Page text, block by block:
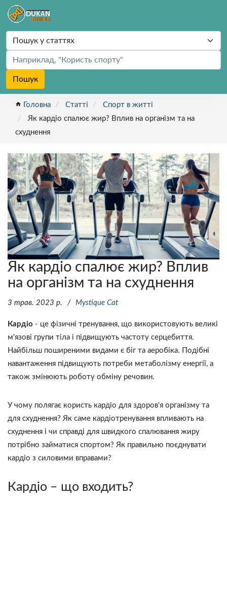
Пошук
home Головна Статті
Спорт в житті
Як кардіо спалює жир? Вплив на організм та на
схуднення
Як кардіо спалює жир? Вплив
на організм та на схуднення
3 трав. 2023 р. Mystique Сat
Кардіо - це фізичні тренування, що використовують великі
м'язові групи тіла і підвищують частоту серцебиття.
Найбільш поширеними видами є біг та аеробіка. Подібні
навантаження підвищують потреби метаболізму енергії, а
також змінюють роботу обміну речовин.
У чому полягає користь кардіо для здоров'я організму та
для схуднення? Як саме кардіотренування впливають на
схуднення і чи справді для швидкого спалювання жиру
потрібно займатися спортом? Як правильно поєднувати
кардіо з силовими вправами?
Кардіо – що входить?